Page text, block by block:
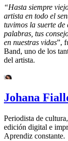
“Hasta siempre
artista en todo el
tuvimos la suerte
palabras, tus
en nuestras vidas”,
Band, uno de los
del artista.
Johana
Periodista de
edición digital e
Aprendiz constante.